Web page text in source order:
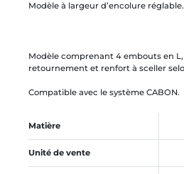
Modèle à largeur d’encolure réglable.
Modèle comprenant 4 embouts en
retournement et renfort à sceller
Compatible avec le système CABON.
Matière
Unité de vente